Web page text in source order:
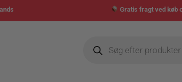
Gratis fragt ved køb